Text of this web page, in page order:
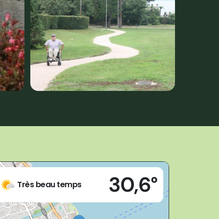
Très beau temps 30,6°
Baveno (VB)